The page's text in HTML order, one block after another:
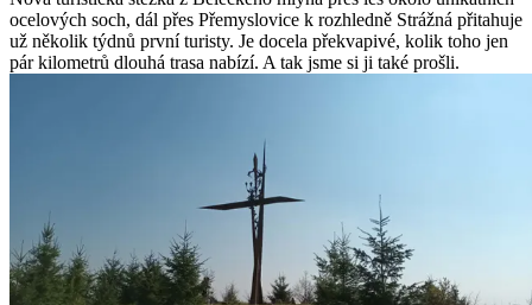
ocelových soch, dál přes Přemyslovice k rozhledně Strážná přitahuje
už několik týdnů první turisty. Je docela překvapivé, kolik toho jen
pár kilometrů dlouhá trasa nabízí. A tak jsme si ji také prošli.